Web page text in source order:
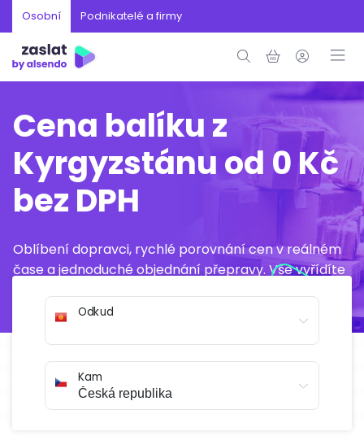
Osobní Podnikatelé a firmy
Cena balíku z
Kyrgyzstánu od 0 Kč
bez DPH
Oblíbení dopravci, rychlé porovnání cen v reálném
čase a jednoduché objednání přepravy. Vše vyřídíte
Odkud
Kam